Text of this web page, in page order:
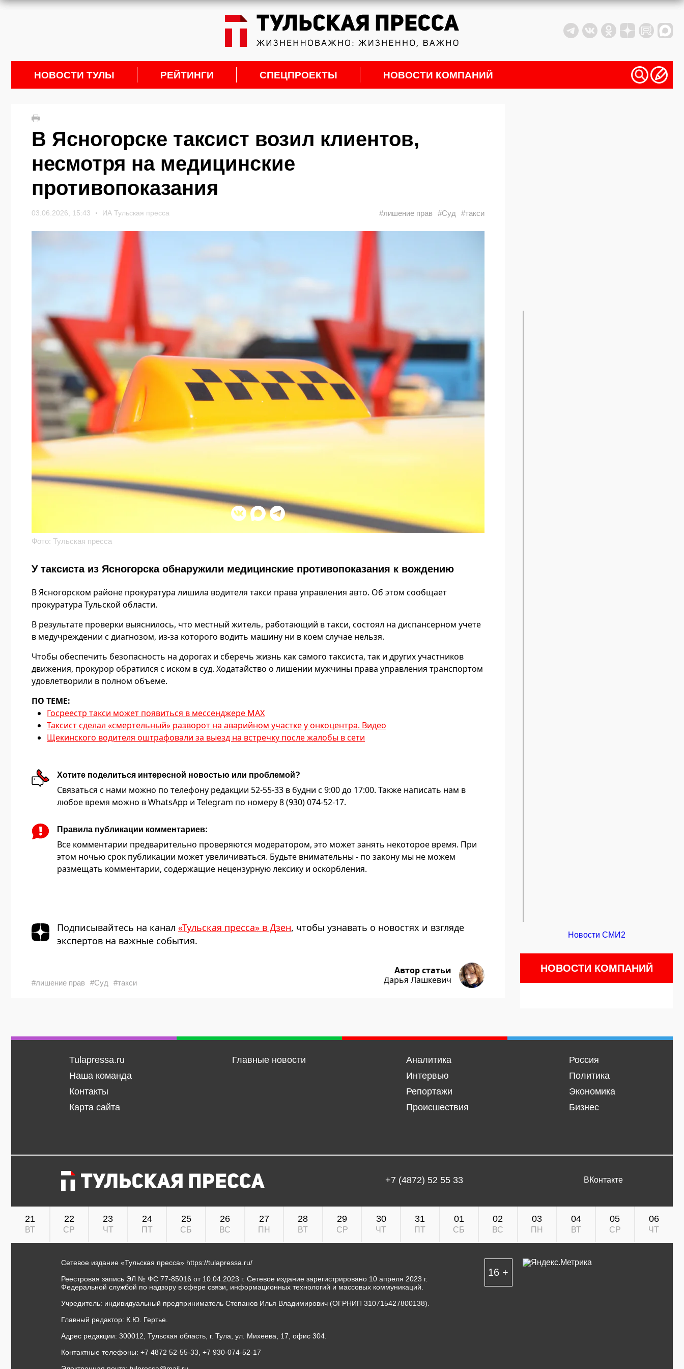
НОВОСТИ ТУЛЫ РЕЙТИНГИ СПЕЦПРОЕКТЫ НОВОСТИ КОМПАНИЙ
В Ясногорске таксист возил клиентов,
несмотря на медицинские
противопоказания
03.06.2026, 15:43 ИА Тульская пресса #лишение прав #Суд #такси
Фото: Тульская пресса
У таксиста из Ясногорска обнаружили медицинские противопоказания к вождению
В Ясногорском районе прокуратура лишила водителя такси права управления авто. Об этом сообщает
прокуратура Тульской области.
В результате проверки выяснилось, что местный житель, работающий в такси, состоял на диспансерном учете
в медучреждении с диагнозом, из-за которого водить машину ни в коем случае нельзя.
Чтобы обеспечить безопасность на дорогах и сберечь жизнь как самого таксиста, так и других участников
движения, прокурор обратился с иском в суд. Ходатайство о лишении мужчины права управления транспортом
удовлетворили в полном объеме.
ПО ТЕМЕ:
Госреестр такси может появиться в мессенджере МАХ
Таксист сделал «смертельный» разворот на аварийном участке у онкоцентра. Видео
Щекинского водителя оштрафовали за выезд на встречку после жалобы в сети
Хотите поделиться интересной новостью или проблемой?
Связаться с нами можно по телефону редакции 52-55-33 в будни с 9:00 до 17:00. Также написать нам в
любое время можно в WhatsApp и Telegram по номеру 8 (930) 074-52-17.
Правила публикации комментариев:
Все комментарии предварительно проверяются модератором, это может занять некоторое время. При
этом ночью срок публикации может увеличиваться. Будьте внимательны - по закону мы не можем
размещать комментарии, содержащие нецензурную лексику и оскорбления.
Подписывайтесь на канал «Тульская пресса» в Дзен, чтобы узнавать о новостях и взгляде
экспертов на важные события.
#лишение прав #Суд #такси
Автор статьи
Дарья Лашкевич
Новости СМИ2
НОВОСТИ КОМПАНИЙ
Tulapressa.ru
Наша команда
Контакты
Карта сайта
Главные новости
Аналитика
Интервью
Репортажи
Происшествия
Россия
Политика
Экономика
Бизнес
+7 (4872) 52 55 33 ВКонтакте
21
ВТ
22
СР
23
ЧТ
24
ПТ
25
СБ
26
ВС
27
ПН
28
ВТ
29
СР
30
ЧТ
31
ПТ
01
СБ
02
ВС
03
ПН
04
ВТ
05
СР
06
ЧТ
Сетевое издание «Тульская пресса» https://tulapressa.ru/
Реестровая запись ЭЛ № ФС 77-85016 от 10.04.2023 г. Сетевое издание зарегистрировано 10 апреля 2023 г.
Федеральной службой по надзору в сфере связи, информационных технологий и массовых коммуникаций.
Учредитель: индивидуальный предприниматель Степанов Илья Владимирович (ОГРНИП 310715427800138).
Главный редактор: К.Ю. Гертье.
Адрес редакции: 300012, Тульская область, г. Тула, ул. Михеева, 17, офис 304.
Контактные телефоны: +7 4872 52-55-33, +7 930-074-52-17
16 +